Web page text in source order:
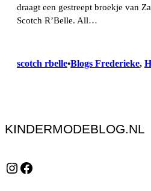
draagt een gestreept broekje van
Scotch R’Belle. All…
scotch rbelle•Blogs Frederieke,
KINDERMODEBLOG.NL
Instagram Facebook